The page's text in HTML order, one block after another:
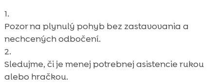
Pozor na plynulý pohyb bez zastavovania a
nechcených odbočení.
Sledujme, či je menej potrebnej asistencie rukou
alebo hračkou.